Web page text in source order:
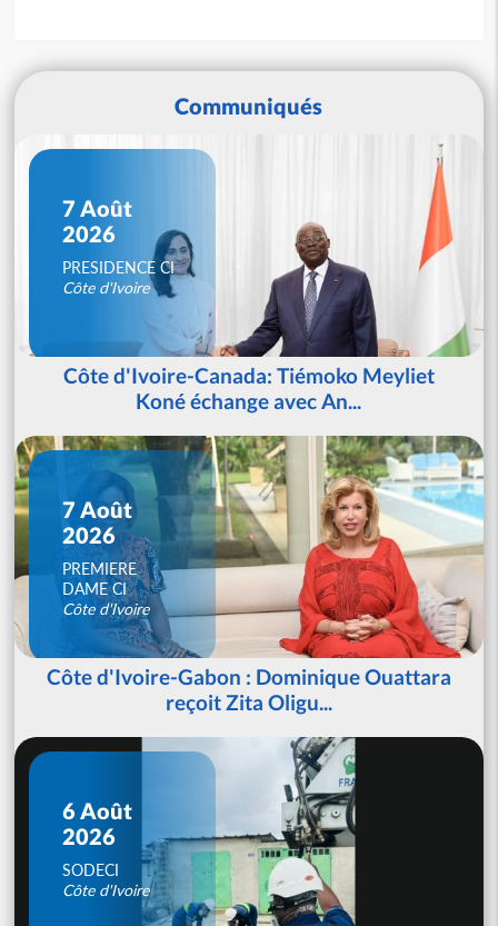
Communiqués
7 Août
2026
PRESIDENCE CI
Côte d'Ivoire
Côte d'Ivoire-Canada: Tiémoko Meyliet
Koné échange avec An...
7 Août
2026
PREMIERE
DAME CI
Côte d'Ivoire
Côte d'Ivoire-Gabon : Dominique Ouattara
reçoit Zita Oligu...
6 Août
2026
SODECI
Côte d'Ivoire